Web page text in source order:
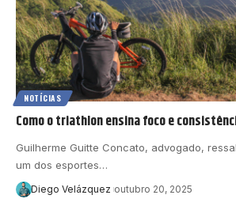
NOTÍCIAS
Como o triathlon ensina foco e
Guilherme Guitte Concato, advogado,
um dos esportes…
Diego Velázquez outubro 20, 2025